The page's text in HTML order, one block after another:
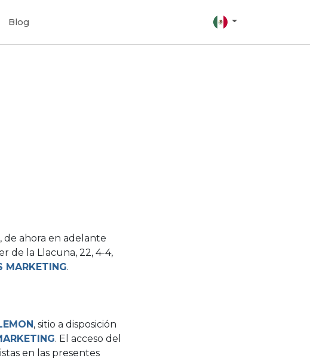
Blog
, de ahora en adelante
de la Llacuna, 22, 4-4,
MARKETING.
, sitio a disposición
. El acceso del
en las presentes